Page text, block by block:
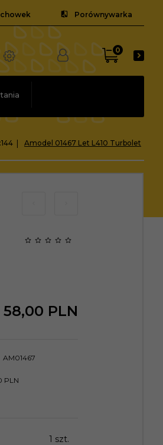
Porównywarka
0
Amodel 01467 Let L410 Turbolet
58,00 PLN
AM01467
PLN
1 szt.